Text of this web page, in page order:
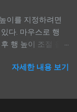
, 이것을 무속에서
듯 하다. 여기서
속에선 ` 사후세
과 혼문`은 어쨌든 `
살펴볼 필요가 있
하며, 보통 단축키
한 캡쳐를 이용할
보통 이미지가 저
, 자신이 최소 1번
이를 지정하려면
다. 마우스로 행
행 높이 조절 을
를 뿐이지만, 엑셀
자세한 내용 보기